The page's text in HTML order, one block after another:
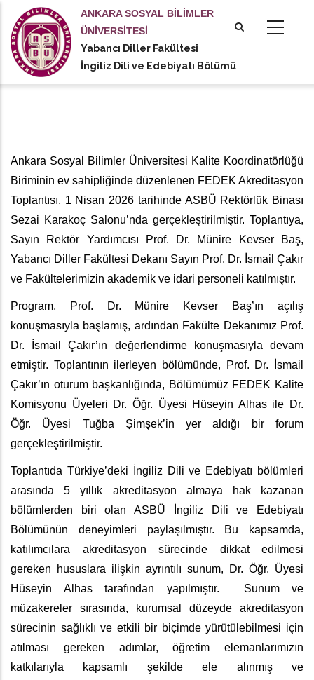
içeriğe
atla
ANKARA SOSYAL BİLİMLER
ÜNİVERSİTESİ
Yabancı Diller Fakültesi
İngiliz Dili ve Edebiyatı Bölümü
actions
Ankara Sosyal Bilimler Üniversitesi Kalite Koordinatörlüğü
Biriminin ev sahipliğinde düzenlenen FEDEK Akreditasyon
Toplantısı, 1 Nisan 2026 tarihinde ASBÜ Rektörlük Binası
Sezai Karakoç Salonu’nda gerçekleştirilmiştir. Toplantıya,
Sayın Rektör Yardımcısı Prof. Dr. Münire Kevser Baş,
Yabancı Diller Fakültesi Dekanı Sayın Prof. Dr. İsmail Çakır
ve Fakültelerimizin akademik ve idari personeli katılmıştır.
Program, Prof. Dr. Münire Kevser Baş’ın açılış
konuşmasıyla başlamış, ardından Fakülte Dekanımız Prof.
Dr. İsmail Çakır’ın değerlendirme konuşmasıyla devam
etmiştir. Toplantının ilerleyen bölümünde, Prof. Dr. İsmail
Çakır’ın oturum başkanlığında, Bölümümüz FEDEK Kalite
Komisyonu Üyeleri Dr. Öğr. Üyesi Hüseyin Alhas ile Dr.
Öğr. Üyesi Tuğba Şimşek’in yer aldığı bir forum
gerçekleştirilmiştir.
Toplantıda Türkiye’deki İngiliz Dili ve Edebiyatı bölümleri
arasında 5 yıllık akreditasyon almaya hak kazanan
bölümlerden biri olan ASBÜ İngiliz Dili ve Edebiyatı
Bölümünün deneyimleri paylaşılmıştır. Bu kapsamda,
katılımcılara akreditasyon sürecinde dikkat edilmesi
gereken hususlara ilişkin ayrıntılı sunum, Dr. Öğr. Üyesi
Hüseyin Alhas tarafından yapılmıştır. Sunum ve
müzakereler sırasında, kurumsal düzeyde akreditasyon
sürecinin sağlıklı ve etkili bir biçimde yürütülebilmesi için
atılması gereken adımlar, öğretim elemanlarımızın
katkılarıyla kapsamlı şekilde ele alınmış ve